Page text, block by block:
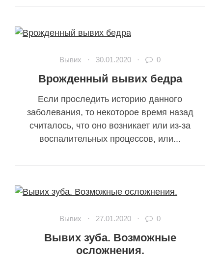
Вывих · 30.01.2020 · 0
Врожденный вывих бедра
Если проследить историю данного
заболевания, то некоторое время назад
считалось, что оно возникает или из-за
воспалительных процессов, или...
Вывих · 27.01.2020 · 0
Вывих зуба. Возможные
осложнения.